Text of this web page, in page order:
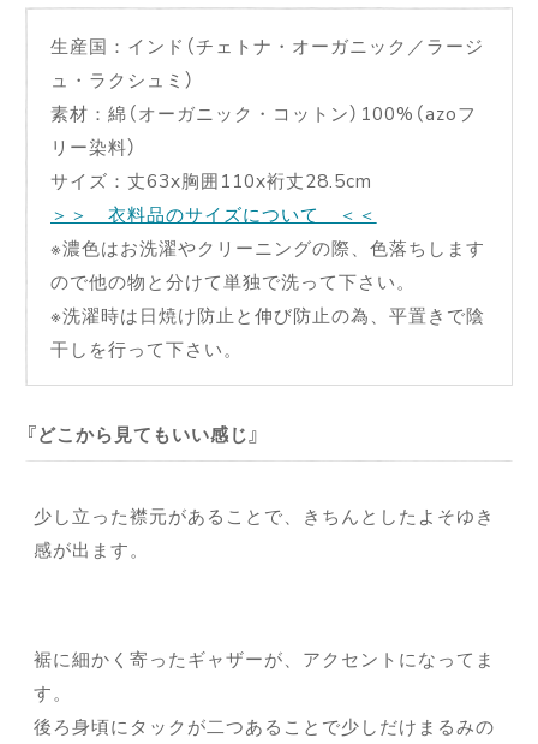
生産国：インド（チェトナ・オーガニック／ラージ
ュ・ラクシュミ）
素材：綿（オーガニック・コットン）100%（azoフ
リー染料）
サイズ：丈63x胸囲110x裄丈28.5cm
＞＞ 衣料品のサイズについて ＜＜
※濃色はお洗濯やクリーニングの際、色落ちします
ので他の物と分けて単独で洗って下さい。
※洗濯時は日焼け防止と伸び防止の為、平置きで陰
干しを行って下さい。
どこから見てもいい感じ
少し立った襟元があることで、きちんとしたよそゆき
感が出ます。
裾に細かく寄ったギャザーが、アクセントになってま
す。
後ろ身頃にタックが二つあることで少しだけまるみの